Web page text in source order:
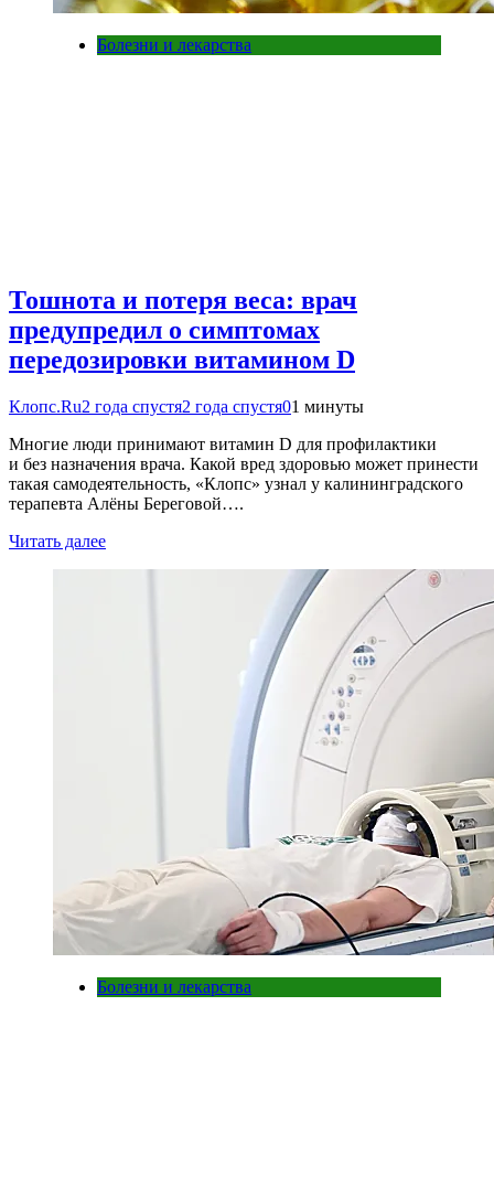
Болезни и лекарства
Тошнота и потеря веса: врач
предупредил о симптомах
передозировки витамином D
Клопс.Ru2 года спустя2 года спустя01 минуты
Многие люди принимают витамин D для профилактики
и без назначения врача. Какой вред здоровью может принести
такая самодеятельность, «Клопс» узнал у калининградского
терапевта Алёны Береговой….
Читать далее
Болезни и лекарства